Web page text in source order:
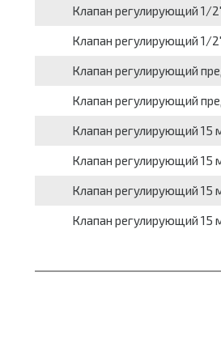
Клапан регулирующий 1/
Клапан регулирующий 1/
Клапан регулирующий
Клапан регулирующий
Клапан регулирующий 15
Клапан регулирующий 15
Клапан регулирующий 15
Клапан регулирующий 15